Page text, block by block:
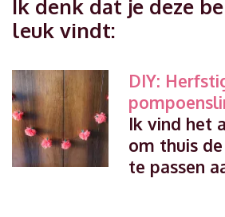
Ik denk dat je deze
leuk vindt:
DIY:
Ik vind het
om thuis
te passen